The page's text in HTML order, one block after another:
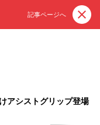
記事ページへ
アシストグリップ登場